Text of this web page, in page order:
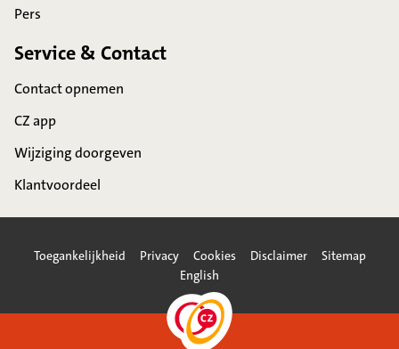
Pers
Service & Contact
Contact opnemen
CZ app
Wijziging doorgeven
Klantvoordeel
Toegankelijkheid Privacy Cookies Disclaimer
Sitemap
English